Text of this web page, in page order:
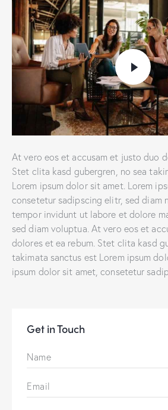
At vero eos et accusam et justo duo
Stet clita kasd gubergren, no sea
Lorem ipsum dolor sit amet. Lorem
consetetur sadipscing elitr, sed diam
tempor invidunt ut labore et dolore
sed diam voluptua. At vero eos et
dolores et ea rebum. Stet clita kasd
takimata sanctus est Lorem ipsum
ipsum dolor sit amet, consetetur
Get in Touch